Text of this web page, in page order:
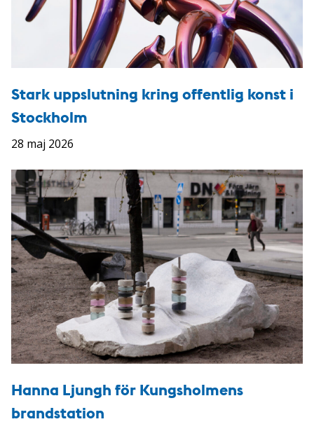
Stark uppslutning kring offentlig konst i
Stockholm
28 maj 2026
Hanna Ljungh för Kungsholmens
brandstation